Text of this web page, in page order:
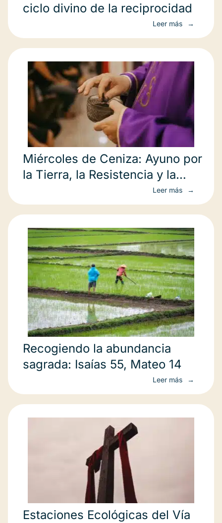
ciclo divino de la reciprocidad
Leer más
Miércoles de Ceniza: Ayuno por
la Tierra, la Resistencia y la
Leer más
Recogiendo la abundancia
sagrada: Isaías 55, Mateo 14
Leer más
Estaciones Ecológicas del Vía